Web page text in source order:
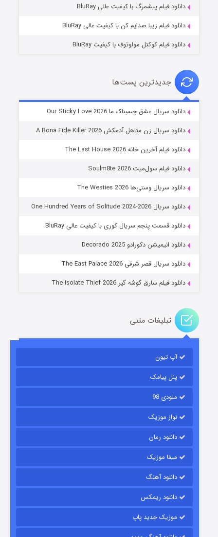
شوهر
قسمت2 (زیرنویس)
شکست استوارت در نجات جهان
قسمت
دانلود فیلم پیشمرگ با کیفیت عالی BluRay
دانلود فیلم زیبا صدایم کن با کیفیت عالی BluRay
دانلود فیلم کوکتل مولوتوف با کیفیت BluRay
جدیدترین پست‌ها
دانلود سریال عشق چسبناک ما Our Sticky Love 2026
دانلود سریال زن متاهل آدمکش A Bona Fide Killer 2026
دانلود فیلم آخرین خانه The Last House 2026
دانلود فیلم سول‌میت Soulm8te 2026
دانلود سریال وستی‌ها The Westies 2026
دانلود سریال One Hundred Years of Solitude 2024-2026
دانلود قسمت پنجم سریال کوری با کیفیت عالی BluRay
دانلود انیمیشن دکورادو Decorado 2025
دانلود سریال قصر شرقی The East Palace 2026
دانلود فیلم سارق گوشه گیر The Isolate Thief 2026
تبلیغات متنی
آپ تیون
پنل پیامک
ملودی 98
نواز موزیک
دانلود رمان
میفا موزیک
دانلود آهنگ
دانلود ریمکس
موزیک جدید پاپ